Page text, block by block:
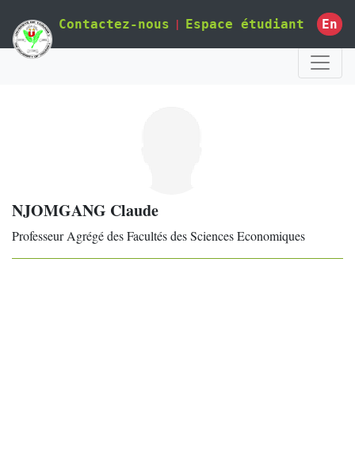
Contactez-nous | Espace étudiant En
NJOMGANG Claude
Professeur Agrégé des Facultés des Sciences Economiques